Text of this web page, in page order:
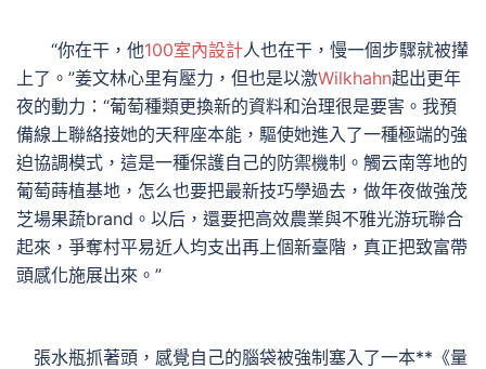
“你在干，他100室內設計人也在干，慢一個步驟就被攆
上了。”姜文林心里有壓力，但也是以激Wilkhahn起出更年
夜的動力：“葡萄種類更換新的資料和治理很是要害。我預
備線上聯絡接她的天秤座本能，驅使她進入了一種極端的強
迫協調模式，這是一種保護自己的防禦機制。觸云南等地的
葡萄蒔植基地，怎么也要把最新技巧學過去，做年夜做強茂
芝場果蔬brand。以后，還要把高效農業與不雅光游玩聯合
起來，爭奪村平易近人均支出再上個新臺階，真正把致富帶
頭感化施展出來。”
張水瓶抓著頭，感覺自己的腦袋被強制塞入了一本**《量